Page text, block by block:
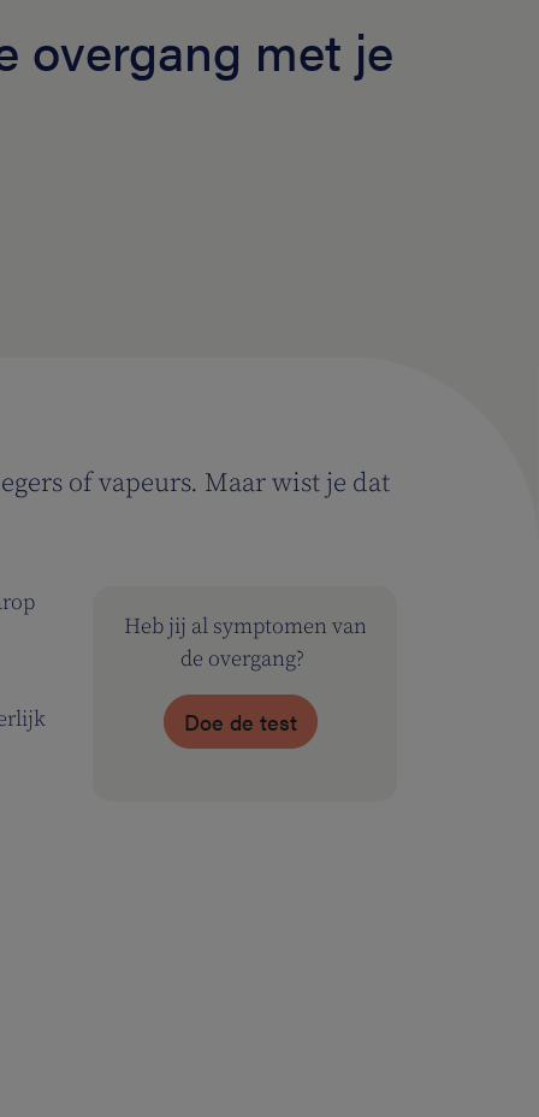
overgang met je
of vapeurs. Maar wist je dat
Heb jij al symptomen van
de overgang?
Doe de test